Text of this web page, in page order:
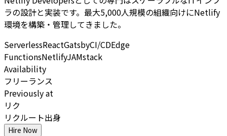
ラの設計と実装です。最大5,000人規模の組織向けにNetlify
環境を構築・管理してきました。
ServerlessReactGatsbyCI/CDEdge
FunctionsNetlifyJAMstack
Availability
フリーランス
Previously at
リク
リクルート出身
Hire Now